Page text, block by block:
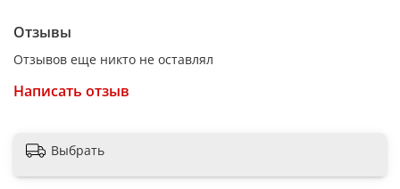
решетка
Отзывы
Отзывов еще никто не оставлял
Написать отзыв
Выбрать